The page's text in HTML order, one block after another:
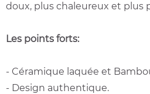
doux, plus chaleureux et plus
Les points forts:
- Céramique laquée et
- Design authentique.